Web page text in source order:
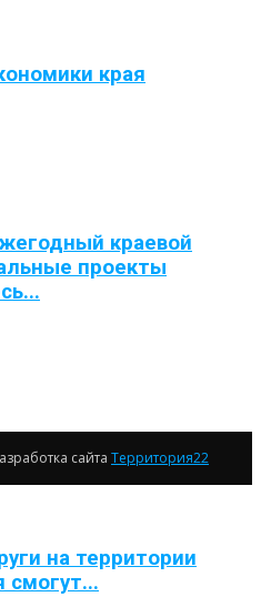
края
краевой
проекты
сайта Территория22
на территории
смогут...